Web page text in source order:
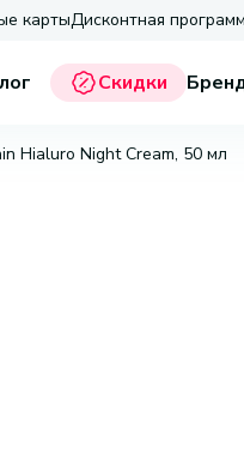
картыДисконтная
Скидки
Hialuro Night Cream, 50 мл